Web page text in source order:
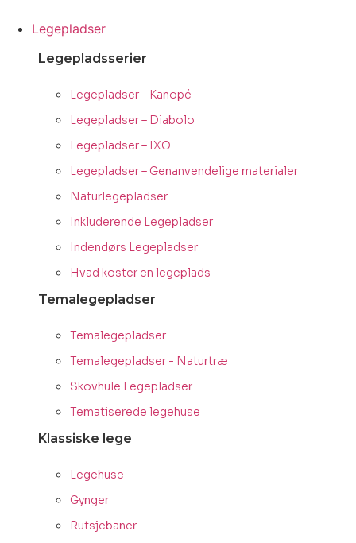
Legepladser
Legepladsserier
Legepladser – Kanopé
Legepladser – Diabolo
Legepladser – IXO
Legepladser – Genanvendelige materialer
Naturlegepladser
Inkluderende Legepladser
Indendørs Legepladser
Hvad koster en legeplads
Temalegepladser
Temalegepladser
Temalegepladser - Naturtræ
Skovhule Legepladser
Tematiserede legehuse
Klassiske lege
Legehuse
Gynger
Rutsjebaner